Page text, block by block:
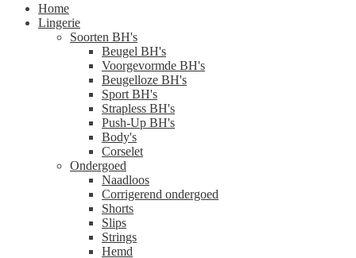
Home
Lingerie
Soorten BH's
Beugel BH's
Voorgevormde BH's
Beugelloze BH's
Sport BH's
Strapless BH's
Push-Up BH's
Body's
Corselet
Ondergoed
Naadloos
Corrigerend ondergoed
Shorts
Slips
Strings
Hemd